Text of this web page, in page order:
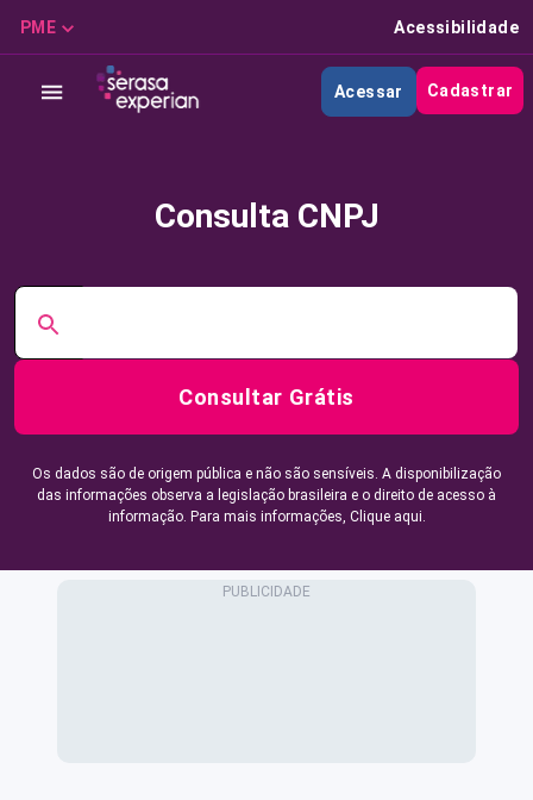
PME Acessibilidade
Acessar Cadastrar
Consulta CNPJ
Consultar Grátis
Os dados são de origem pública e não são sensíveis. A disponibilização
das informações observa a legislação brasileira e o direito de acesso à
informação. Para mais informações, Clique aqui.